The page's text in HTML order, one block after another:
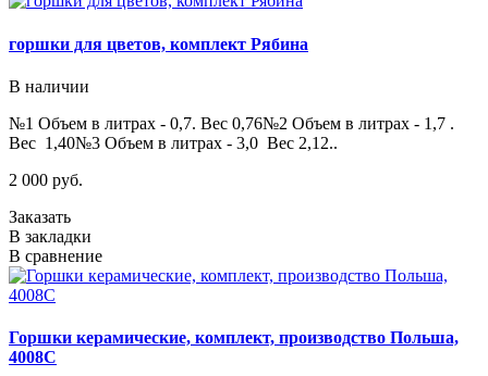
горшки для цветов, комплект Рябина
В наличии
№1 Объем в литрах - 0,7. Вес 0,76№2 Объем в литрах - 1,7 .
Вес 1,40№3 Объем в литрах - 3,0 Вес 2,12..
2 000 руб.
Заказать
В закладки
В сравнение
Горшки керамические, комплект, производство Польша,
4008C